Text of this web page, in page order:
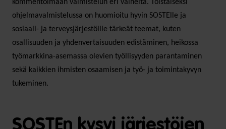
kommentoimaan valmistelun eri vaiheita. Toistaiseksi
ohjelmavalmistelussa on huomioitu hyvin SOSTElle ja
sosiaali- ja terveysjärjestöille tärkeät teemat, kuten
osallisuuden ja yhdenvertaisuuden edistäminen, heikossa
työmarkkina-asemassa olevien työllisyyden parantaminen
sekä kaikkien ihmisten osaamisen ja työ- ja toimintakyvyn
tukeminen.